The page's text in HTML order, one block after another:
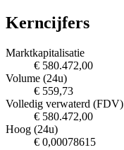
Kerncijfers
Marktkapitalisatie
€ 580.472,00
Volume (24u)
€ 559,73
Volledig verwaterd (FDV)
€ 580.472,00
Hoog (24u)
€ 0,00078615